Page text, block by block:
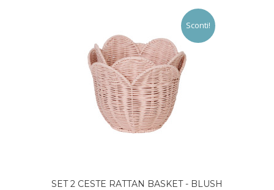
Sconti!
SET 2 CESTE RATTAN BASKET - BLUSH